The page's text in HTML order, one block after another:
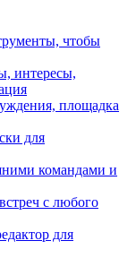
чтобы
интересы,
площадка
для
командами и
с любого
для